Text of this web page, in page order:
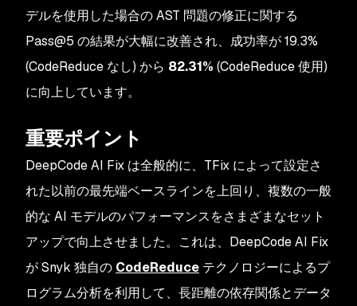
デルを使用した場合の AST 問題の修正に関する
Pass@5 の結果が大幅に改善され、成功率が 19.3%
(CodeReduce なし) から 82.31% (CodeReduce 使用)
に向上しています。
重要ポイント
DeepCode AI Fix は全般的に、TFix によって設定さ
れた以前の最先端ベースラインを上回り、複数の一般
的な AI モデルのパフォーマンスをさまざまなセット
アップで向上させました。これは、DeepCode AI Fix
が Snyk 独自の CodeReduce テクノロジーによるプ
ログラム分析を利用して、長距離の依存関係とデータ